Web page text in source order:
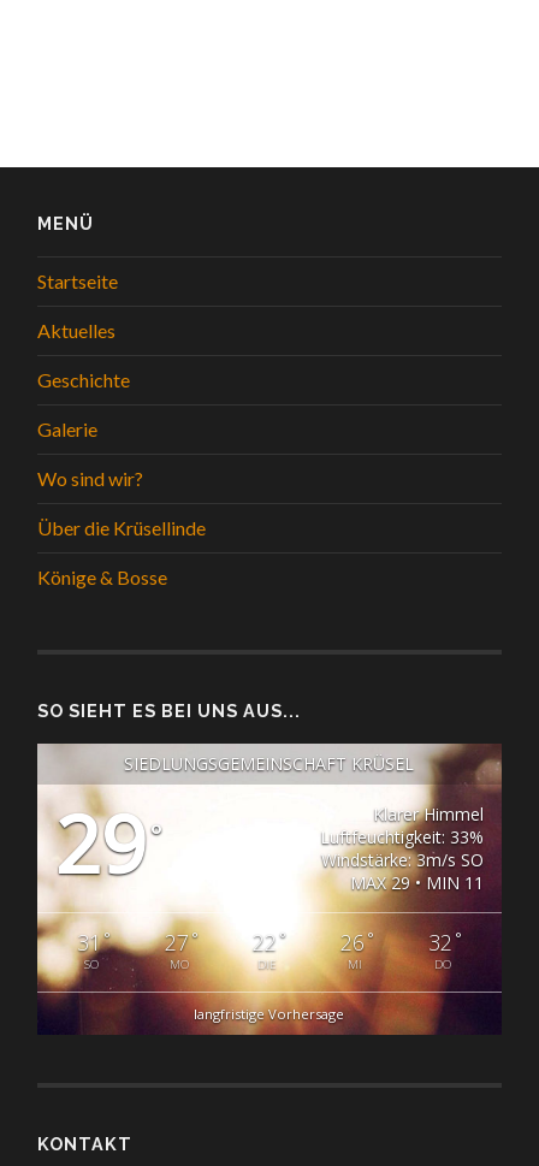
MENÜ
Startseite
Aktuelles
Geschichte
Galerie
Wo sind wir?
Über die Krüsellinde
Könige & Bosse
SO SIEHT ES BEI UNS AUS...
SIEDLUNGSGEMEINSCHAFT KRÜSEL
29°
Klarer Himmel
Luftfeuchtigkeit: 33%
Windstärke: 3m/s SO
MAX 29 • MIN 11
31°
SO
27°
MO
22 °
DIE
26°
MI
32 °
DO
langfristige Vorhersage
KONTAKT